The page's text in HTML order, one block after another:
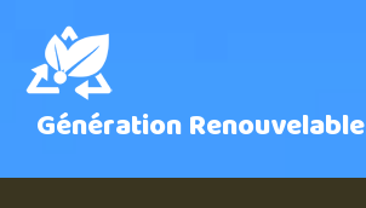
Génération Renouvelable